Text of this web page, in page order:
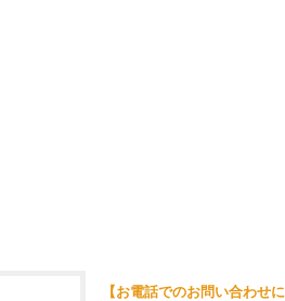
【お電話でのお問い合わせ